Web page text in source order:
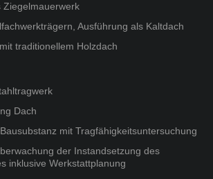
Ziegelmauerwerk
Ausführung als Kaltdach
traditionellem Holzdach
Dach
mit Tragfähigkeitsuntersuchung
der Instandsetzung des
inklusive Werkstattplanung